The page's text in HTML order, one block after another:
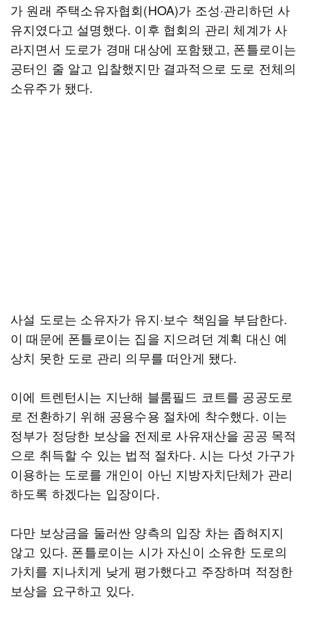
가 원래 주택소유자협회(HOA)가 조성·관리하던 사
유지였다고 설명했다. 이후 협회의 관리 체계가 사
라지면서 도로가 경매 대상에 포함됐고, 폰틀로이는
공터인 줄 알고 입찰했지만 결과적으로 도로 전체의
소유주가 됐다.
사설 도로는 소유자가 유지·보수 책임을 부담한다.
이 때문에 폰틀로이는 집을 지으려던 계획 대신 예
상치 못한 도로 관리 의무를 떠안게 됐다.
이에 트렌턴시는 지난해 블룸필드 코트를 공공도로
로 전환하기 위해 공용수용 절차에 착수했다. 이는
정부가 정당한 보상을 전제로 사유재산을 공공 목적
으로 취득할 수 있는 법적 절차다. 시는 다섯 가구가
이용하는 도로를 개인이 아닌 지방자치단체가 관리
하도록 하겠다는 입장이다.
다만 보상금을 둘러싼 양측의 입장 차는 좁혀지지
않고 있다. 폰틀로이는 시가 자신이 소유한 도로의
가치를 지나치게 낮게 평가했다고 주장하며 적정한
보상을 요구하고 있다.